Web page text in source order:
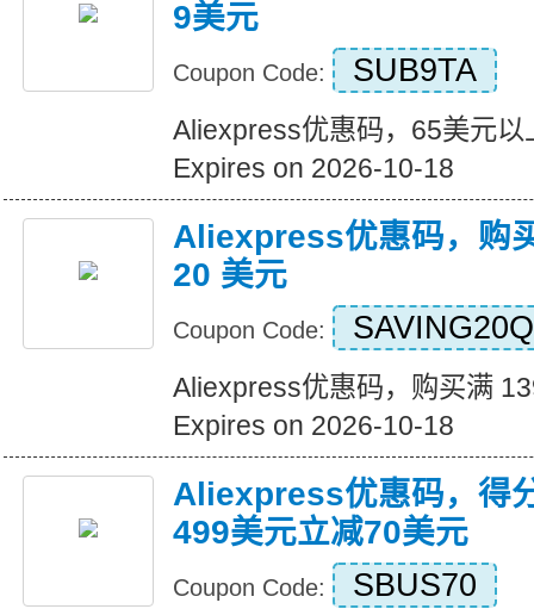
9美元
Coupon Code: SUB9TA
Aliexpress优惠码，65美元以
Expires on 2026-10-18
Aliexpress优惠码，购
20 美元
Coupon Code: SAVING20Q
Aliexpress优惠码，购买满
Expires on 2026-10-18
Aliexpress优惠码，得
499美元立减70美元
Coupon Code: SBUS70